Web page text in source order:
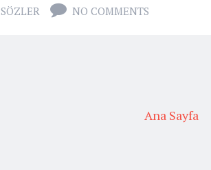
SÖZLER
NO COMMENTS
Ana Sayfa